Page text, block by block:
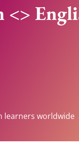
<>
learners worldwide